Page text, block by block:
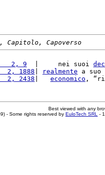
Capitolo, Capoverso
2, 9
  |     nei suoi
2, 1888
realmente a suo
2, 2438
economico ,
Best viewed with any
- Some rights reserved by EuloTech SRL -